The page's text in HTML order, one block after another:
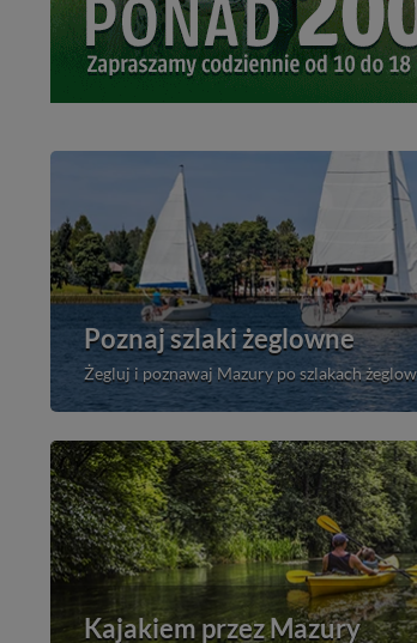
Poznaj szlaki żeglowne
Żegluj i poznawaj Mazury po szlakach
Kajakiem przez Mazury